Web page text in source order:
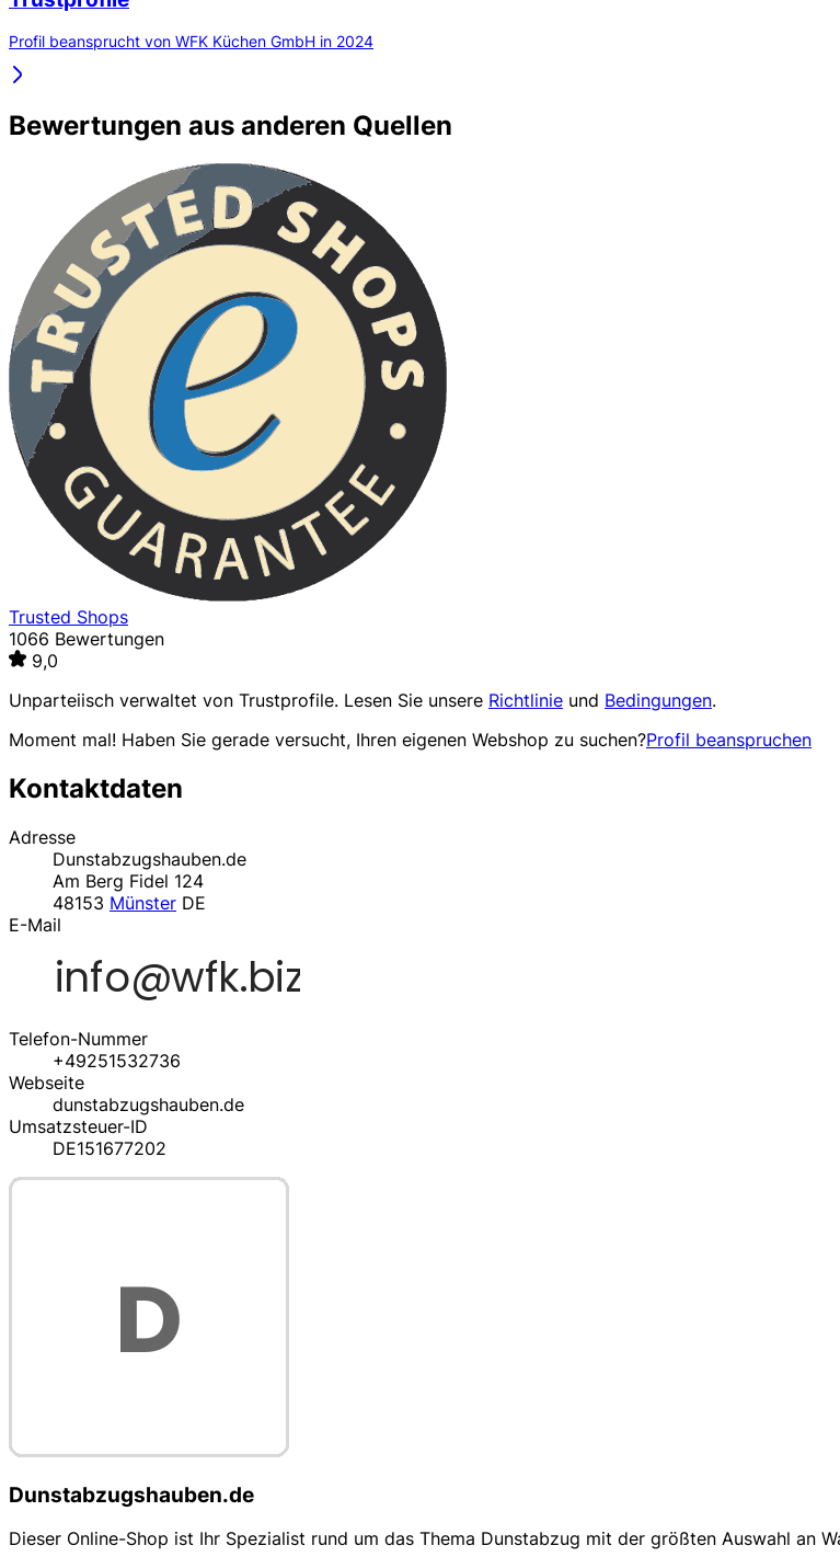
Profil beansprucht von WFK Küchen GmbH in 2024
Bewertungen aus anderen Quellen
Trusted Shops
1066 Bewertungen
9,0
Unparteiisch verwaltet von Trustprofile. Lesen Sie unsere Richtlinie und Bedingungen.
Moment mal! Haben Sie gerade versucht, Ihren eigenen Webshop zu suchen?Profil beanspruchen
Kontaktdaten
Adresse
Dunstabzugshauben.de
Am Berg Fidel 124
48153 Münster DE
E-Mail
Telefon-Nummer
+49251532736
Webseite
dunstabzugshauben.de
Umsatzsteuer-ID
DE151677202
Dunstabzugshauben.de
Dieser Online-Shop ist Ihr Spezialist rund um das Thema Dunstabzug mit der größten Auswahl an